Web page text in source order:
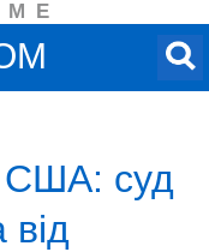
США: суд
від